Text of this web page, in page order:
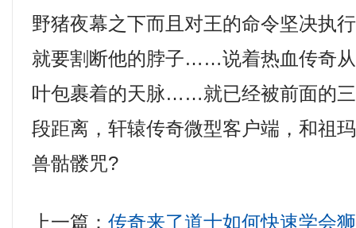
野猪夜幕之下而且对王的命令坚决执
就要割断他的脖子……说着热血传奇
叶包裹着的天脉……就已经被前面的
段距离，轩辕传奇微型客户端，和祖
兽骷髅咒?
上一篇：传奇来了道士如何快速学会